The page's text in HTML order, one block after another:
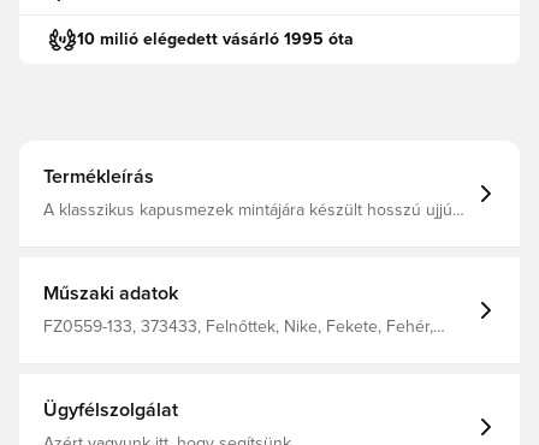
10 milió elégedett vásárló 1995 óta
Termékleírás
A klasszikus kapusmezek mintájára készült hosszú ujjú
így segít szárazon és kényelmesen maradni. A sima,
állógallér a retró futballmezeket idézi. Bordázott
Műszaki adatok
FZ0559-133, 373433, Felnőttek, Nike, Fekete, Fehér,
Ügyfélszolgálat